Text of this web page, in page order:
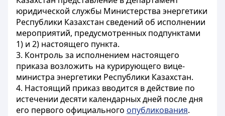
юридической службы Министерства энергетики
Республики Казахстан сведений об исполнении
мероприятий, предусмотренных подпунктами
1) и 2) настоящего пункта.
3. Контроль за исполнением настоящего
приказа возложить на курирующего вице-
министра энергетики Республики Казахстан.
4. Настоящий приказ вводится в действие по
истечении десяти календарных дней после дня
его первого официального опубликования.